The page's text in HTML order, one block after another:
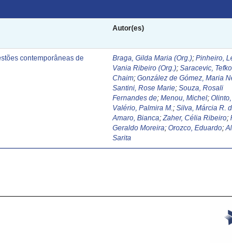
Autor(es)
contemporâneas de
Braga, Gilda Maria (Org.);Pinheiro,
Vania Ribeiro (Org.);Saracevic, Tefko
Chaim;González de Gómez, Maria
Santini, Rose Marie;Souza, Rosali
Fernandes de;Menou, Michel;
Valério, Palmira M. ;Silva, Márcia R.
Amaro, Bianca;Zaher, Célia Ribeiro;
Geraldo Moreira;Orozco, Eduardo;
Sarita